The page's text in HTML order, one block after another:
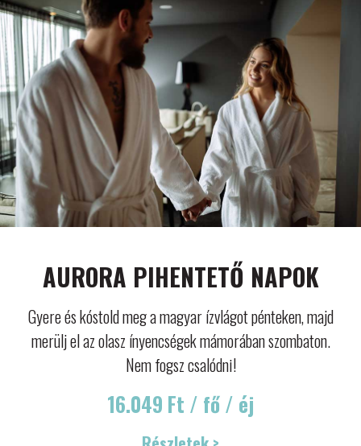
AURORA PIHENTETŐ NAPOK
Gyere és kóstold meg a magyar ízvlágot pénteken, majd
merülj el az olasz ínyencségek mámorában szombaton.
Nem fogsz csalódni!
16.049 Ft / fő / éj